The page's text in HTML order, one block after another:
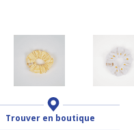
Trouver en boutique